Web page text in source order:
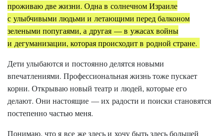
проживаю две жизни. Одна в солнечном Израиле
с улыбчивыми людьми и летающими перед балконом
зелеными попугаями, а другая — в ужасах войны
и дегуманизации, которая происходит в родной стране.
Дети улыбаются и постоянно делятся новыми
впечатлениями. Профессиональная жизнь тоже пускает
корни. Открываю новый театр и людей, которые его
делают. Они настоящие — их радости и поиски становятся
постепенно частью меня.
Понимаю, что я все же здесь и хочу быть здесь большей